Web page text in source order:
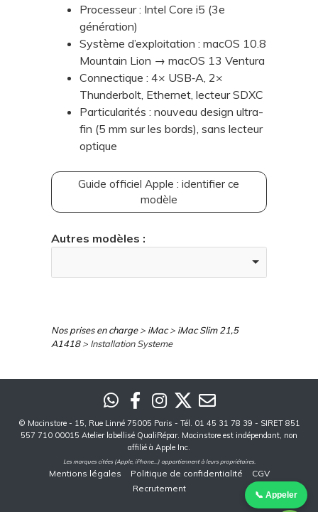
Processeur : Intel Core i5 (3e
génération)
Système d’exploitation : macOS 10.8
Mountain Lion → macOS 13 Ventura
Connectique : 4× USB‑A, 2×
Thunderbolt, Ethernet, lecteur SDXC
Particularités : nouveau design ultra-
fin (5 mm sur les bords), sans lecteur
optique
Guide officiel Apple : identifier ce
modèle
Autres modèles :
Nos prises en charge> iMac> iMac Slim 21,5
A1418> Installation Systeme
© Macinstore - 15, Rue Linné 75005 Paris - Tél. 01 45 31 78 39 - SIRET 851
557 710 00015 Atelier labellisé QualiRépar. Macinstore est indépendant, non
affilié à Apple Inc.
Les marques citées (Apple, iPhone...) appartiennent à leurs propriétaires.
Mentions légales Politique de confidentialité
CGV
Recrutement
📞 Appeler